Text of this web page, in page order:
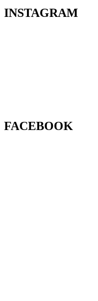
INSTAGRAM
FACEBOOK